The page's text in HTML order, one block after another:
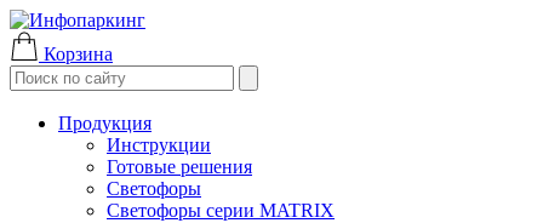
Корзина
Продукция
Инструкции
Готовые решения
Светофоры
Светофоры серии MATRIX